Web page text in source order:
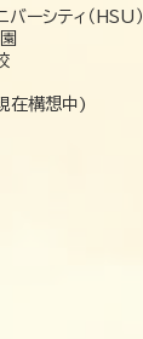
バーシティ（HSU）
在構想中)